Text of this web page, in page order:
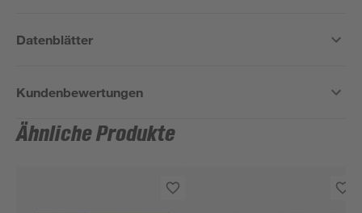
Datenblätter
Kundenbewertungen
Ähnliche Produkte